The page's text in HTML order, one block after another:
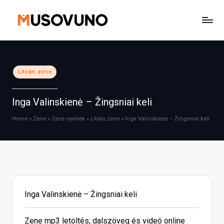
Posted
in
Litván zene
Inga Valinskienė – Žingsniai keli
Home » Zene » Zene nyelvek » Litván zene » Inga Valinskienė – Žingsniai keli
Inga Valinskienė – Žingsniai keli
Zene mp3 letöltés, dalszöveg és videó online